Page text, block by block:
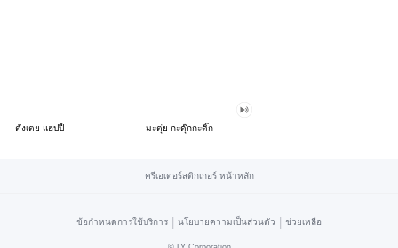
ตังเตย แฮปปี้ มะตุ่ย กะดุ๊กกะดิ๊ก
ครีเอเตอร์สติกเกอร์ หน้าหลัก
ข้อกำหนดการใช้บริการ | นโยบายความเป็นส่วนตัว | ช่วยเหลือ